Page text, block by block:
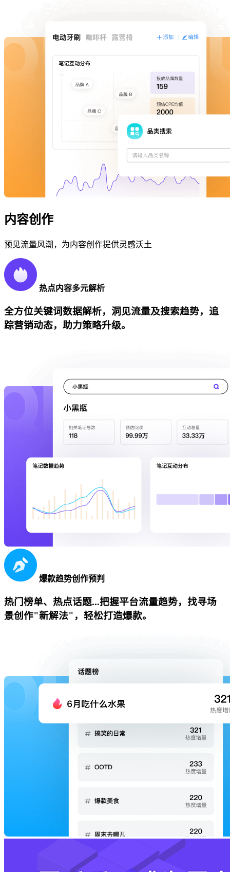
内容创作
预见流量风潮，为内容创作提供灵感沃土
热点内容多元解析
全方位关键词数据解析，洞见流量及搜索趋势，追
踪营销动态，助力策略升级。
爆款趋势创作预判
热门榜单、热点话题...把握平台流量趋势，找寻场
景创作"新解法"，轻松打造爆款。